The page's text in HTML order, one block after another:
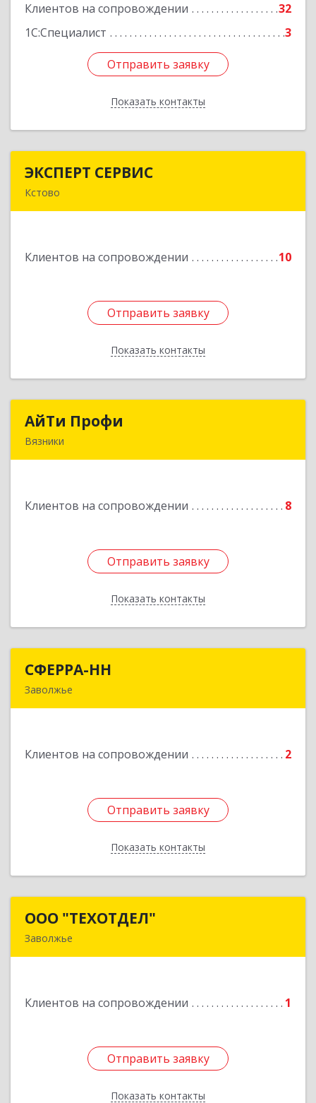
Клиентов на сопровождении
32
1С:Специалист
3
Отправить заявку
Показать контакты
Подробнее
Отправить заявку
Назад
ЭКСПЕРТ СЕРВИС
Кстово
Клиентов на сопровождении 10
Отправить заявку
Показать контакты
Отправить заявку
Назад
АйТи Профи
Вязники
Клиентов на сопровождении 8
Отправить заявку
Показать контакты
Отправить заявку
Назад
СФЕРРА-НН
Заволжье
Клиентов на сопровождении 2
Отправить заявку
Показать контакты
Отправить заявку
Назад
ООО "ТЕХОТДЕЛ"
Заволжье
Клиентов на сопровождении 1
Отправить заявку
Показать контакты
Отправить заявку
Назад